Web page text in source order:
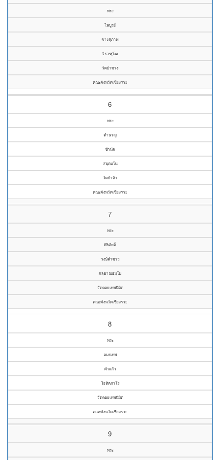
พระ
ไพบูรย์
ซางสุภาพ
จิรวฑฺโฒ
วัดป่าซาง
คณะจังหวัดเชียงราย
6
พระ
คำนวญ
ขำนัด
สนฺตมโน
วัดป่าห้า
คณะจังหวัดเชียงราย
7
พระ
ศิริศักดิ์
วงษ์คำซาว
กลฺยาณธมฺโม
วัดดอยเทพนิมิต
คณะจังหวัดเชียงราย
8
พระ
อมรเทพ
คำแก้ว
โอหิตภาโร
วัดดอยเทพนิมิต
คณะจังหวัดเชียงราย
9
พระ